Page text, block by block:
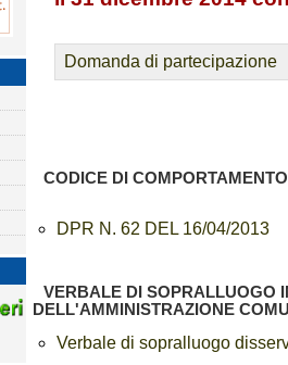
Domanda di partecipazione
CODICE DI
DPR N. 62 DEL 16/04/2013
VERBALE DI SOPRALLUOGO
DELL'AMMINISTRAZIONE
Verbale di sopralluogo